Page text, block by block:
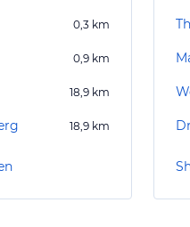
0,3 km
0,9 km
18,9 km
18,9 km